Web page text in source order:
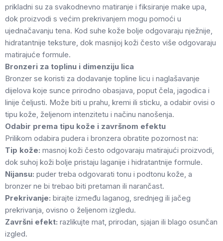
prikladni su za svakodnevno matiranje i fiksiranje make upa,
dok proizvodi s većim prekrivanjem mogu pomoći u
ujednačavanju tena. Kod suhe kože bolje odgovaraju nježnije,
hidratantnije teksture, dok masnijoj koži često više odgovaraju
matirajuće formule.
Bronzeri za toplinu i dimenziju lica
Bronzer se koristi za dodavanje topline licu i naglašavanje
dijelova koje sunce prirodno obasjava, poput čela, jagodica i
linije čeljusti. Može biti u prahu, kremi ili sticku, a odabir ovisi o
tipu kože, željenom intenzitetu i načinu nanošenja.
Odabir prema tipu kože i završnom efektu
Prilikom odabira pudera i bronzera obratite pozornost na:
Tip kože: masnoj koži često odgovaraju matirajući proizvodi,
dok suhoj koži bolje pristaju laganije i hidratantnije formule.
Nijansu: puder treba odgovarati tonu i podtonu kože, a
bronzer ne bi trebao biti pretaman ili narančast.
Prekrivanje: birajte između laganog, srednjeg ili jačeg
prekrivanja, ovisno o željenom izgledu.
Završni efekt: razlikujte mat, prirodan, sjajan ili blago osunčan
izgled.